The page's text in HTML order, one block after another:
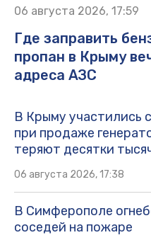
06 августа 2026, 17:59
Где заправить
пропан в Крыму
адреса АЗС
В Крыму участились
при продаже
теряют десятки
06 августа 2026, 17:38
В Симферополе
соседей на пожаре